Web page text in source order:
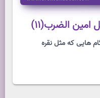
الضرب(11)
نسل امین الضرب(11): گام هایی که مثل نقره